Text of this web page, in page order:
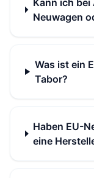
Kann ich
Neuwagen
Was ist ein
Tabor?
Haben EU-
eine